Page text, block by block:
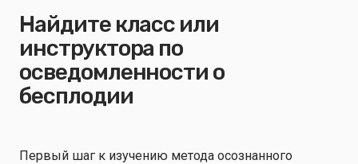
Найдите класс или
инструктора по
осведомленности о
бесплодии
Первый шаг к изучению метода осознанного